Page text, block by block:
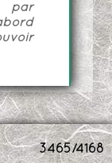
par
3465/4168